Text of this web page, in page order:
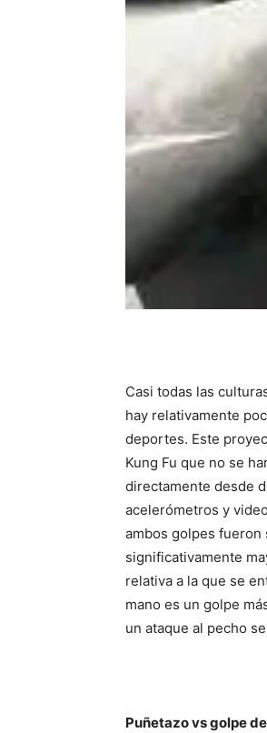
Casi todas las
hay relativamente
deportes. Este
Kung Fu que no se
directamente desde
acelerómetros y
ambos golpes
significativamente
relativa a la que se
mano es un golpe
un ataque al pecho
Puñetazo vs golpe